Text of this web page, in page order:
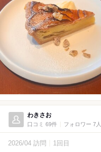
わきさお
口コミ 69件 フォロワー 7人
2026/04 訪問 1回目